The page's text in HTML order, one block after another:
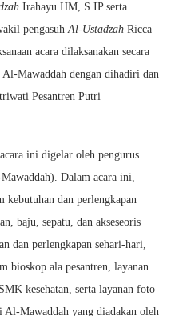
Irahayu HM, S.IP serta
pengasuhAl-Ustadzah Ricca
acara dilaksanakan secara
Mawaddah dengan dihadiri dan
Pesantren Putri
ini digelar oleh pengurus
Dalam acara ini,
kebutuhan dan perlengkapan
baju, sepatu, dan akseseoris
dan perlengkapan sehari-hari,
bioskop ala pesantren, layanan
kesehatan, serta layanan foto
Mawaddah yang diadakan oleh